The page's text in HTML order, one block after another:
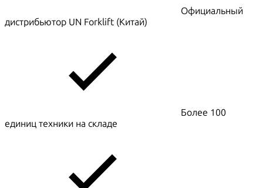
Официальный
дистрибьютор UN Forklift (Китай)
Более 100
единиц техники на складе